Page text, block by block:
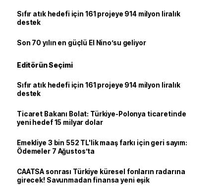
Sıfır atık hedefi için 161 projeye 914 milyon liralık
destek
Son 70 yılın en güçlü El Nino’su geliyor
Editörün Seçimi
Sıfır atık hedefi için 161 projeye 914 milyon liralık
destek
Ticaret Bakanı Bolat: Türkiye-Polonya ticaretinde
yeni hedef 15 milyar dolar
Emekliye 3 bin 552 TL'lik maaş farkı için geri sayım:
Ödemeler 7 Ağustos’ta
CAATSA sonrası Türkiye küresel fonların radarına
girecek! Savunmadan finansa yeni eşik